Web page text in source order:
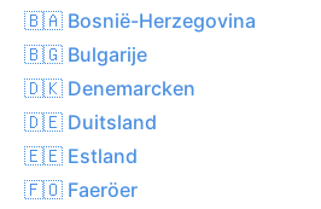
🇧🇦 Bosnië-Herzegovina
🇧🇬 Bulgarije
🇩🇰 Denemarcken
🇩🇪 Duitsland
🇪🇪 Estland
🇫🇴 Faeröer